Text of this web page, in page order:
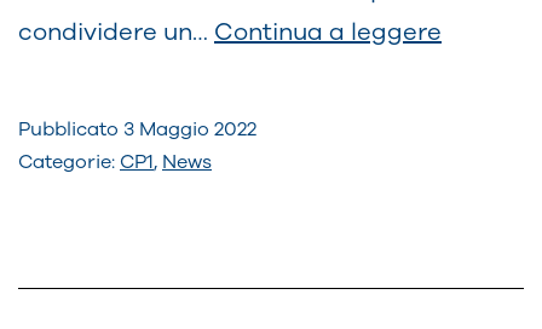
condividere un… Continua a leggere
Pubblicato 3 Maggio 2022
Categorie: CP1, News